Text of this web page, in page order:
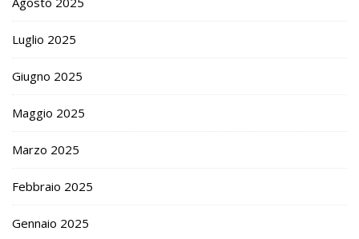
Luglio 2025
Giugno 2025
Maggio 2025
Marzo 2025
Febbraio 2025
Gennaio 2025